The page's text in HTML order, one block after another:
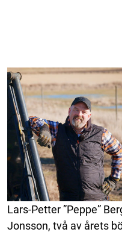
Lars-Petter ”Peppe”
Jonsson, två av årets